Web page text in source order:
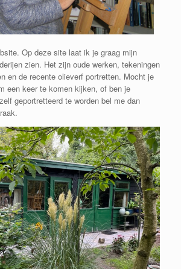
Op deze site laat ik je graag mijn
zien. Het zijn oude werken, tekeningen
en de recente olieverf portretten. Mocht je
een keer te komen kijken, of ben je
geportretteerd te worden bel me dan